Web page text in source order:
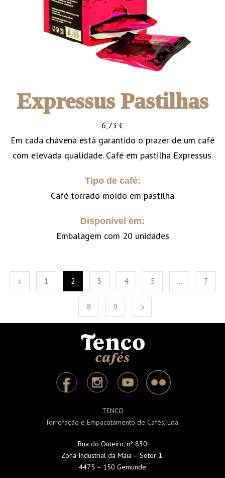
Expressus Pastilhas
6,73 €
Em cada chávena está garantido o prazer de um café
com elevada qualidade. Café em pastilha Expressus.
Tipo de café:
Café torrado moído em pastilha
Disponível em:
Embalagem com 20 unidades
1 2 3 4 5 … 7
8 9
TENCO
Torrefação e Empacotamento de Cafés, Lda.
Rua do Outeiro, nº 830
Zona Industrial da Maia – Setor 1
4475 – 150 Gemunde